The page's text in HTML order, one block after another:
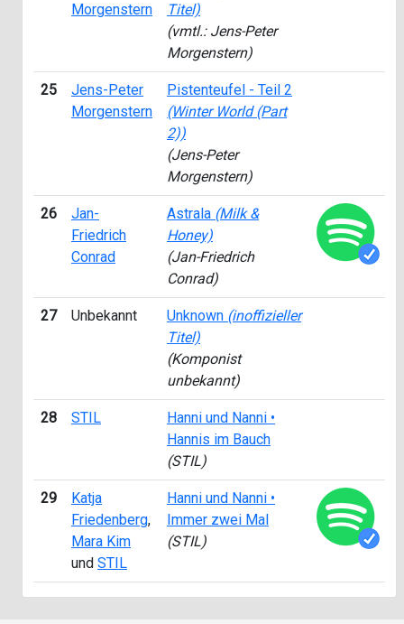
Morgenstern
Titel)
(vmtl.: Jens-Peter
Morgenstern)
25
Jens-Peter
Morgenstern
Pistenteufel - Teil 2
(Winter World (Part
2))
(Jens-Peter
Morgenstern)
26
Jan-
Friedrich
Conrad
Astrala (Milk &
Honey)
(Jan-Friedrich
Conrad)
27 Unbekannt Unknown (inoffizieller
Titel)
(Komponist
unbekannt)
28 STIL
Hanni und Nanni •
Hannis im Bauch
(STIL)
29
Katja
Friedenberg,
Mara Kim
und STIL
Hanni und Nanni •
Immer zwei Mal
(STIL)